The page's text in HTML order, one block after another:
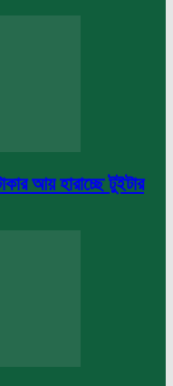
আয় হারাচ্ছে টুইটার